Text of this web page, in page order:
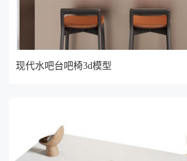
现代水吧台吧椅3d模型